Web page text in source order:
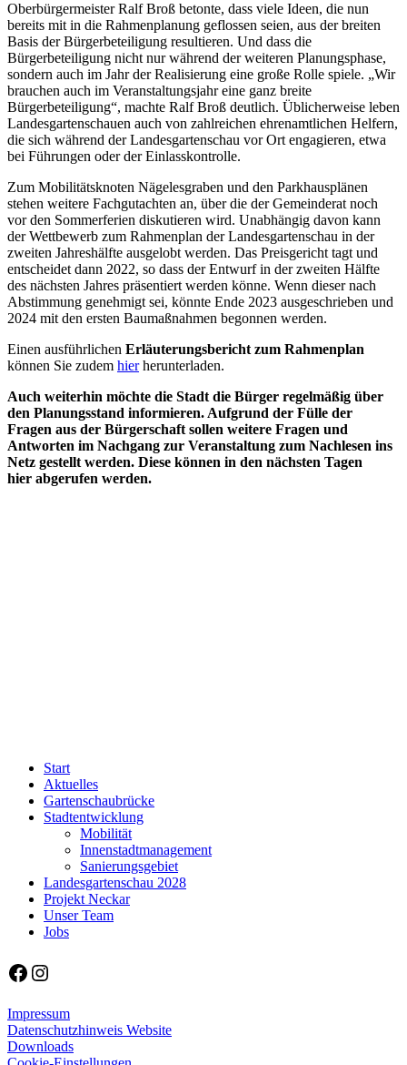
Oberbürgermeister Ralf Broß betonte, dass viele Ideen, die nun
bereits mit in die Rahmenplanung geflossen seien, aus der breiten
Basis der Bürgerbeteiligung resultieren. Und dass die
Bürgerbeteiligung nicht nur während der weiteren Planungsphase,
sondern auch im Jahr der Realisierung eine große Rolle spiele. „Wir
brauchen auch im Veranstaltungsjahr eine ganz breite
Bürgerbeteiligung“, machte Ralf Broß deutlich. Üblicherweise leben
Landesgartenschauen auch von zahlreichen ehrenamtlichen Helfern,
die sich während der Landesgartenschau vor Ort engagieren, etwa
bei Führungen oder der Einlasskontrolle.
Zum Mobilitätsknoten Nägelesgraben und den Parkhausplänen
stehen weitere Fachgutachten an, über die der Gemeinderat noch
vor den Sommerferien diskutieren wird. Unabhängig davon kann
der Wettbewerb zum Rahmenplan der Landesgartenschau in der
zweiten Jahreshälfte ausgelobt werden. Das Preisgericht tagt und
entscheidet dann 2022, so dass der Entwurf in der zweiten Hälfte
des nächsten Jahres präsentiert werden könne. Wenn dieser nach
Abstimmung genehmigt sei, könnte Ende 2023 ausgeschrieben und
2024 mit den ersten Baumaßnahmen begonnen werden.
Einen ausführlichen Erläuterungsbericht zum Rahmenplan
können Sie zudem hierherunterladen.
Auch weiterhin möchte die Stadt die Bürger regelmäßig über
den Planungsstand informieren. Aufgrund der Fülle der
Fragen aus der Bürgerschaft sollen weitere Fragen und
Antworten im Nachgang zur Veranstaltung zum Nachlesen ins
Netz gestellt werden. Diese können in den nächsten Tagen
hier abgerufen werden.
Start
Aktuelles
Gartenschaubrücke
Stadtentwicklung
Mobilität
Innenstadtmanagement
Sanierungsgebiet
Landesgartenschau 2028
Projekt Neckar
Unser Team
Jobs
Facebook
Instagram
Impressum
Datenschutzhinweis Website
Downloads